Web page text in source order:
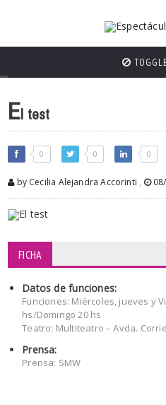
El test
0 0 0
by Cecilia Alejandra Accorinti ,
FICHA
Datos de funciones:
Funciones: Miércoles, jueves y
hs/Domingo 20 hs
Teatro: Multiteatro – Avda.
Prensa:
Prensa: SMW